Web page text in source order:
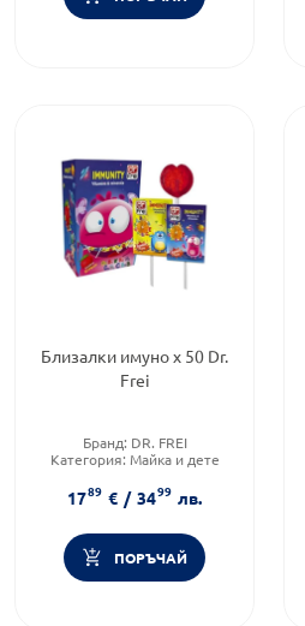
Близалки имуно х 50 Dr.
Frei
Бранд: DR. FREI
Категория: Майка и дете
близалки
1789 € / 3499 лв.
ПОРЪЧАЙ